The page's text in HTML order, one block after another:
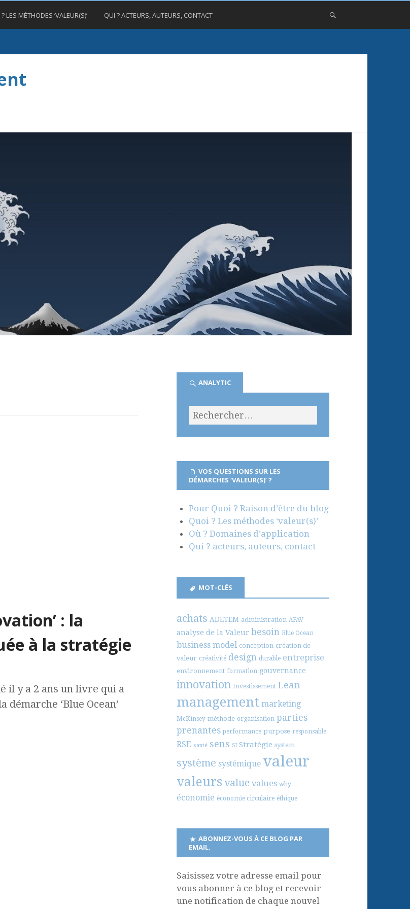
LES MÉTHODES ‘VALEUR(S)’ QUI ? ACTEURS, AUTEURS, CONTACT
: la
à la stratégie
il y a 2 ans un livre qui a
‘Blue Ocean’
ANALYTIC
VOS QUESTIONS SUR LES
DÉMARCHES ‘VALEUR(S)’ ?
Pour Quoi ? Raison d’être du blog
Quoi ? Les méthodes ‘valeur(s)’
Où ? Domaines d’application
Qui ? acteurs, auteurs, contact
MOT-CLÉS
achats ADETEM administration AFAV
analyse de la Valeur besoin Blue Ocean
business model conception création de
valeur créativité design durable entreprise
environnement formation gouvernance
innovation Investissement Lean
management marketing
McKinsey méthode organisation parties
prenantes performance purpose responsable
RSE santé sens SI Stratégie system
système systémique valeur
valeursvalue values why
économie économie circulaire éthique
ABONNEZ-VOUS À CE BLOG PAR
EMAIL.
Saisissez votre adresse email pour
vous abonner à ce blog et recevoir
une notification de chaque nouvel